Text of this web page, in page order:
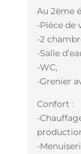
Au 2ème
-Pièce de
-2
-Salle
-WC,
-Grenier
Confort :
-
-